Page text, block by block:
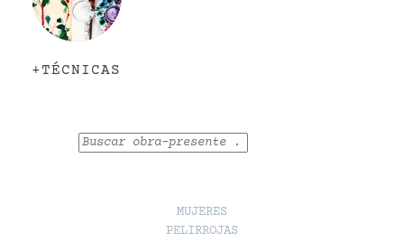
+TÉCNICAS
MUJERES
PELIRROJAS